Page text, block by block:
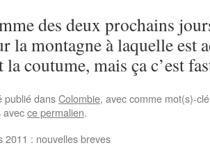
des deux prochains
la montagne à laquelle est
la coutume, mais ça c’est
publié dansColombie, avec comme mot(s)-
avecce permalien.
2011 : nouvelles breves